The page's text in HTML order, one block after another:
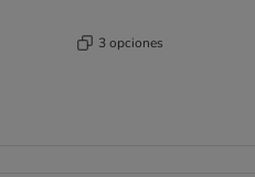
3 opciones